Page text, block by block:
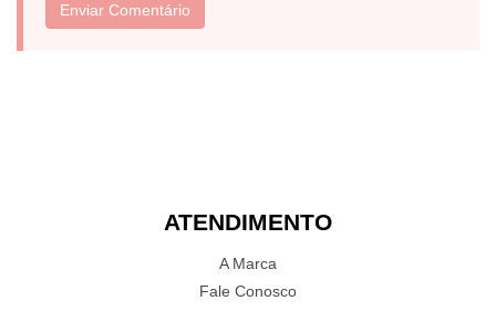
Enviar Comentário
ATENDIMENTO
A Marca
Fale Conosco